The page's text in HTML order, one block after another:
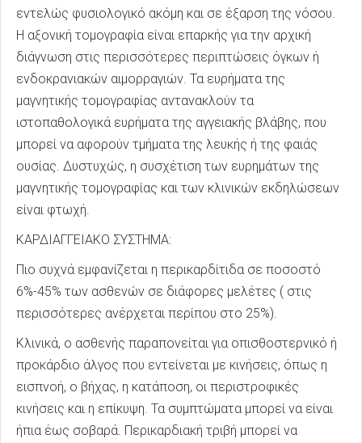
εντελώς φυσιολογικό ακόμη και σε έξαρση της νόσου.
Η αξονική τομογραφία είναι επαρκής για την αρχική
διάγνωση στις περισσότερες περιπτώσεις όγκων ή
ενδοκρανιακών αιμορραγιών. Τα ευρήματα της
μαγνητικής τομογραφίας αντανακλούν τα
ιστοπαθολογικά ευρήματα της αγγειακής βλάβης, που
μπορεί να αφορούν τμήματα της λευκής ή της φαιάς
ουσίας. Δυστυχώς, η συσχέτιση των ευρημάτων της
μαγνητικής τομογραφίας και των κλινικών εκδηλώσεων
είναι φτωχή.
ΚΑΡΔΙΑΓΓΕΙΑΚΟ ΣΥΣΤΗΜΑ:
Πιο συχνά εμφανίζεται η περικαρδίτιδα σε ποσοστό
6%-45% των ασθενών σε διάφορες μελέτες ( στις
περισσότερες ανέρχεται περίπου στο 25%).
Κλινικά, ο ασθενής παραπονείται για οπισθοστερνικό ή
προκάρδιο άλγος που εντείνεται με κινήσεις, όπως η
εισπνοή, ο βήχας, η κατάποση, οι περιστροφικές
κινήσεις και η επίκυψη. Τα συμπτώματα μπορεί να είναι
ήπια έως σοβαρά. Περικαρδιακή τριβή μπορεί να